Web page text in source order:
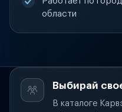
области
Выбирай
В каталоге